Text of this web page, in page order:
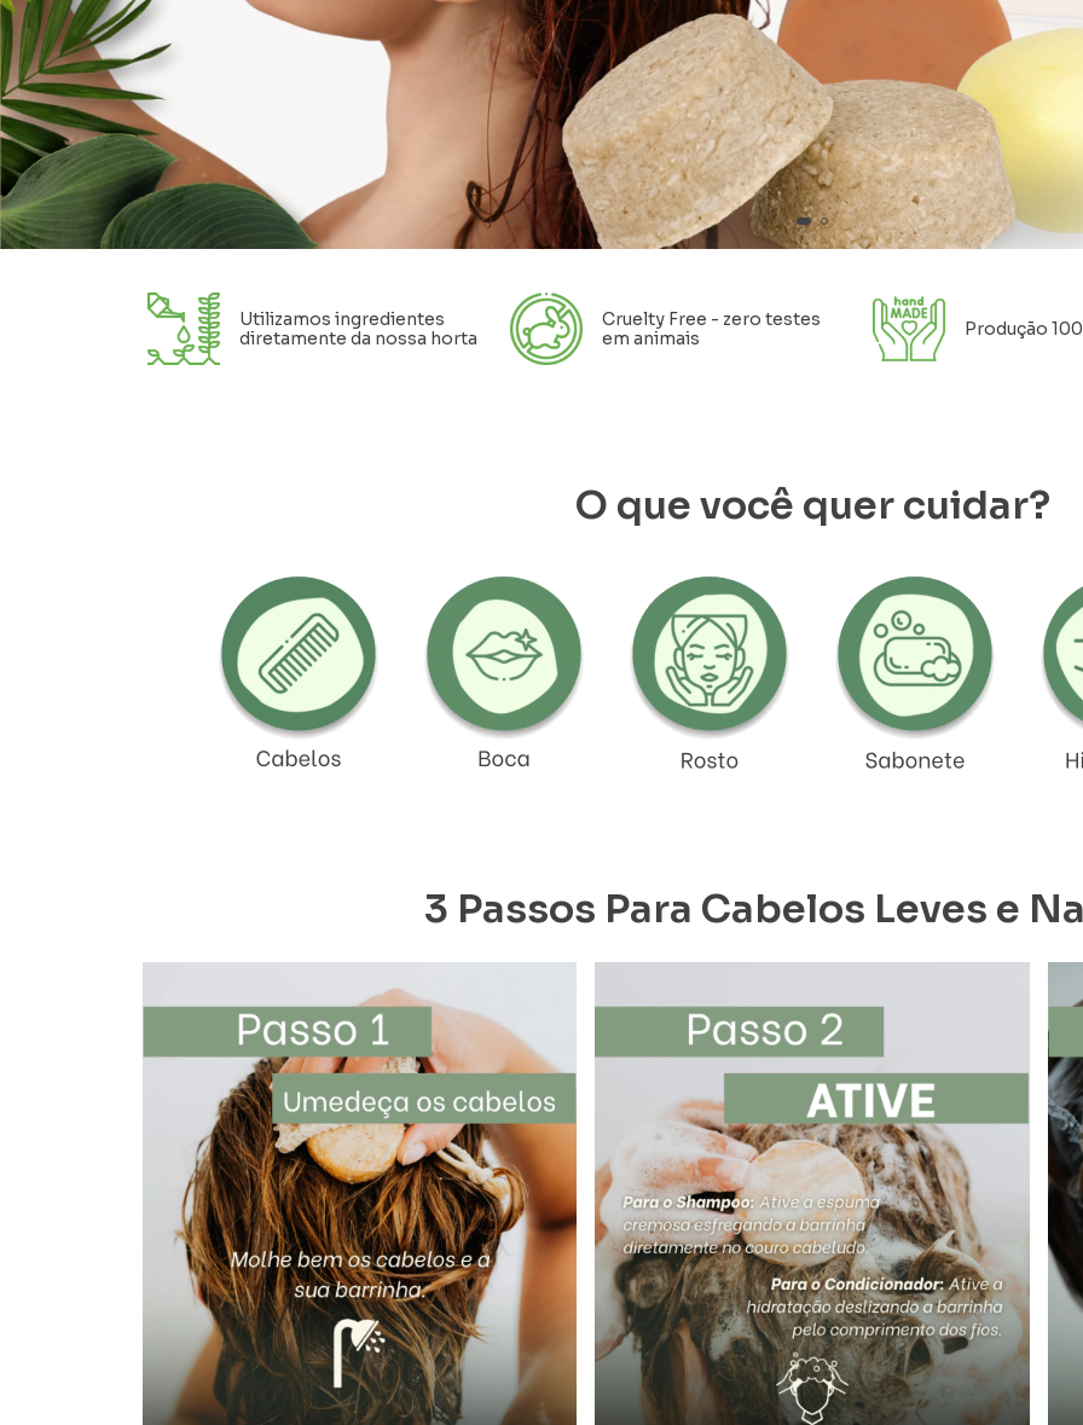
Utilizamos ingredientes
diretamente da nossa horta
Cruelty Free - zero testes
em animais
Produção
O que você quer cuidar?
3 Passos Para Cabelos Leves e